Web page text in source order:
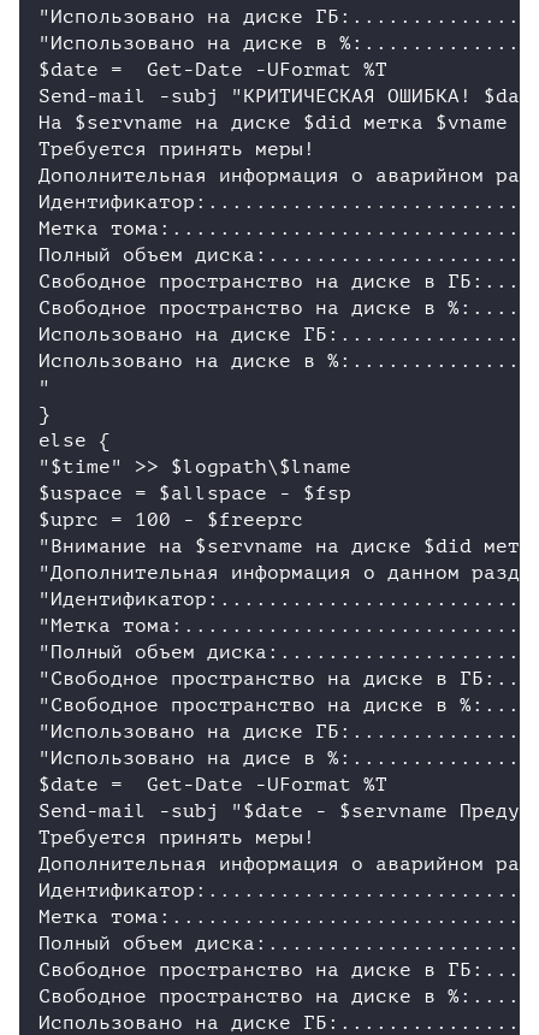
"Использовано на диске
"Использовано на диске в
$date =  Get-Date -UFormat %T
Send-mail -subj "КРИТИЧЕСКАЯ ОШИБКА!
На $servname на диске $did метка $vname
Требуется принять меры!
Дополнительная информация о аварийном
Метка
Полный объем
Свободное пространство на диске в
Свободное пространство на диске в
Использовано на диске
Использовано на диске в
"
}
else {
"$time" >> $logpath\$lname
$uspace = $allspace - $fsp
$uprc = 100 - $freeprc
"Внимание на $servname на диске $did
"Дополнительная информация о данном
"Метка
"Полный объем
"Свободное пространство на диске в
"Свободное пространство на диске в
"Использовано на диске
"Использовано на дисе в
$date =  Get-Date -UFormat %T
Send-mail -subj "$date - $servname
Требуется принять меры!
Дополнительная информация о аварийном
Метка
Полный объем
Свободное пространство на диске в
Свободное пространство на диске в
Использовано на диске